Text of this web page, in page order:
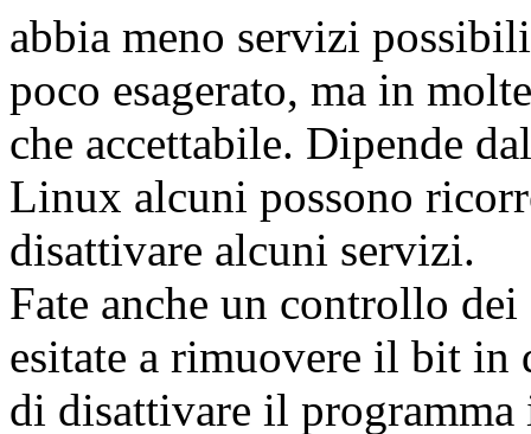
abbia meno servizi
poco esagerato, ma in
che accettabile. Dipende
Linux alcuni possono
disattivare alcuni servizi.
Fate anche un controllo
esitate a rimuovere il bit in
di disattivare il